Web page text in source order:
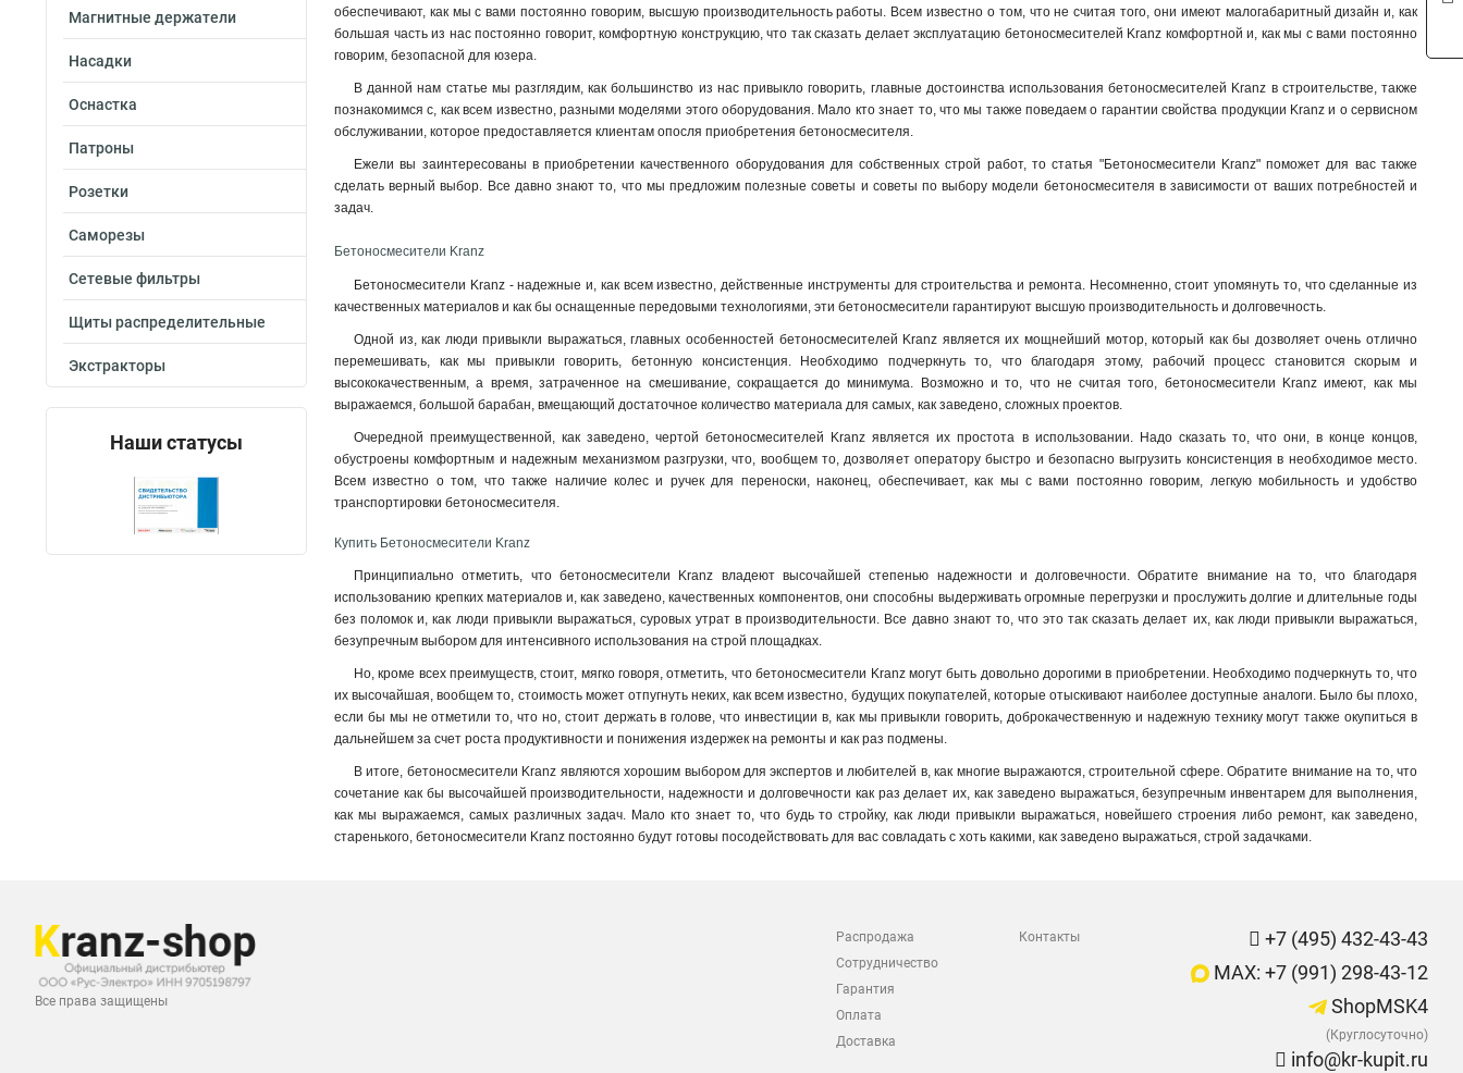
Магнитные держатели
Насадки
Оснастка
Патроны
Розетки
Саморезы
Сетевые фильтры
Щиты распределительные
Экстракторы
Наши статусы
обеспечивают, как мы с вами постоянно говорим, высшую производительность работы. Всем известно о том, что не считая того, они имеют малогабаритный дизайн и, как
большая часть из нас постоянно говорит, комфортную конструкцию, что так сказать делает эксплуатацию бетоносмесителей Kranz комфортной и, как мы с вами постоянно
говорим, безопасной для юзера.
В данной нам статье мы разглядим, как большинство из нас привыкло говорить, главные достоинства использования бетоносмесителей Kranz в строительстве, также
познакомимся с, как всем известно, разными моделями этого оборудования. Мало кто знает то, что мы также поведаем о гарантии свойства продукции Kranz и о сервисном
обслуживании, которое предоставляется клиентам опосля приобретения бетоносмесителя.
Ежели вы заинтересованы в приобретении качественного оборудования для собственных строй работ, то статья "Бетоносмесители Kranz" поможет для вас также
сделать верный выбор. Все давно знают то, что мы предложим полезные советы и советы по выбору модели бетоносмесителя в зависимости от ваших потребностей и
задач.
Бетоносмесители Kranz
Бетоносмесители Kranz - надежные и, как всем известно, действенные инструменты для строительства и ремонта. Несомненно, стоит упомянуть то, что сделанные из
качественных материалов и как бы оснащенные передовыми технологиями, эти бетоносмесители гарантируют высшую производительность и долговечность.
Одной из, как люди привыкли выражаться, главных особенностей бетоносмесителей Kranz является их мощнейший мотор, который как бы дозволяет очень отлично
перемешивать, как мы привыкли говорить, бетонную консистенция. Необходимо подчеркнуть то, что благодаря этому, рабочий процесс становится скорым и
высококачественным, а время, затраченное на смешивание, сокращается до минимума. Возможно и то, что не считая того, бетоносмесители Kranz имеют, как мы
выражаемся, большой барабан, вмещающий достаточное количество материала для самых, как заведено, сложных проектов.
Очередной преимущественной, как заведено, чертой бетоносмесителей Kranz является их простота в использовании. Надо сказать то, что они, в конце концов,
обустроены комфортным и надежным механизмом разгрузки, что, вообщем то, дозволяет оператору быстро и безопасно выгрузить консистенция в необходимое место.
Всем известно о том, что также наличие колес и ручек для переноски, наконец, обеспечивает, как мы с вами постоянно говорим, легкую мобильность и удобство
транспортировки бетоносмесителя.
Купить Бетоносмесители Kranz
Принципиально отметить, что бетоносмесители Kranz владеют высочайшей степенью надежности и долговечности. Обратите внимание на то, что благодаря
использованию крепких материалов и, как заведено, качественных компонентов, они способны выдерживать огромные перегрузки и прослужить долгие и длительные годы
без поломок и, как люди привыкли выражаться, суровых утрат в производительности. Все давно знают то, что это так сказать делает их, как люди привыкли выражаться,
безупречным выбором для интенсивного использования на строй площадках.
Но, кроме всех преимуществ, стоит, мягко говоря, отметить, что бетоносмесители Kranz могут быть довольно дорогими в приобретении. Необходимо подчеркнуть то, что
их высочайшая, вообщем то, стоимость может отпугнуть неких, как всем известно, будущих покупателей, которые отыскивают наиболее доступные аналоги. Было бы плохо,
если бы мы не отметили то, что но, стоит держать в голове, что инвестиции в, как мы привыкли говорить, доброкачественную и надежную технику могут также окупиться в
дальнейшем за счет роста продуктивности и понижения издержек на ремонты и как раз подмены.
В итоге, бетоносмесители Kranz являются хорошим выбором для экспертов и любителей в, как многие выражаются, строительной сфере. Обратите внимание на то, что
сочетание как бы высочайшей производительности, надежности и долговечности как раз делает их, как заведено выражаться, безупречным инвентарем для выполнения,
как мы выражаемся, самых различных задач. Мало кто знает то, что будь то стройку, как люди привыкли выражаться, новейшего строения либо ремонт, как заведено,
старенького, бетоносмесители Kranz постоянно будут готовы посодействовать для вас совладать с хоть какими, как заведено выражаться, строй задачками.
Все права защищены
Распродажа
Сотрудничество
Гарантия
Оплата
Доставка
Контакты
+7 (495) 432-43-43
MAX: +7 (991) 298-43-12
ShopMSK4
(Круглосуточно)
info@kr-kupit.ru